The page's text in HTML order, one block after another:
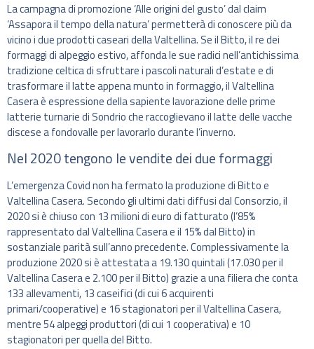
La campagna di promozione ‘Alle origini del gusto’ dal claim
‘Assapora il tempo della natura’ permetterà di conoscere più da
vicino i due prodotti caseari della Valtellina. Se il Bitto, il re dei
formaggi di alpeggio estivo, affonda le sue radici nell’antichissima
tradizione celtica di sfruttare i pascoli naturali d’estate e di
trasformare il latte appena munto in formaggio, il Valtellina
Casera è espressione della sapiente lavorazione delle prime
latterie turnarie di Sondrio che raccoglievano il latte delle vacche
discese a fondovalle per lavorarlo durante l’inverno.
Nel 2020 tengono le vendite dei due formaggi
L’emergenza Covid non ha fermato la produzione di Bitto e
Valtellina Casera. Secondo gli ultimi dati diffusi dal Consorzio, il
2020 si è chiuso con 13 milioni di euro di fatturato (l’85%
rappresentato dal Valtellina Casera e il 15% dal Bitto) in
sostanziale parità sull’anno precedente. Complessivamente la
produzione 2020 si è attestata a 19.130 quintali (17.030 per il
Valtellina Casera e 2.100 per il Bitto) grazie a una filiera che conta
133 allevamenti, 13 caseifici (di cui 6 acquirenti
primari/cooperative) e 16 stagionatori per il Valtellina Casera,
mentre 54 alpeggi produttori (di cui 1 cooperativa) e 10
stagionatori per quella del Bitto.